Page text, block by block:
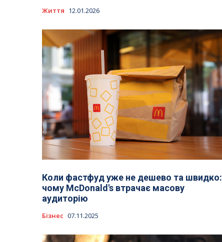
Життя 12.01.2026
Коли фастфуд уже не дешево та швидко:
чому McDonald's втрачає масову
аудиторію
Бізнес 07.11.2025